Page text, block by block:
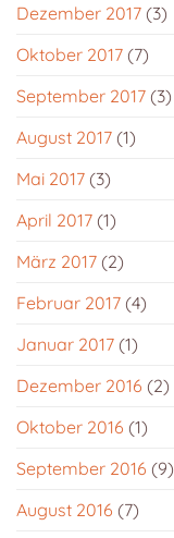
Dezember 2017 (3)
Oktober 2017 (7)
September 2017 (3)
August 2017 (1)
Mai 2017 (3)
April 2017 (1)
März 2017 (2)
Februar 2017 (4)
Januar 2017 (1)
Dezember 2016 (2)
Oktober 2016 (1)
September 2016 (9)
August 2016 (7)